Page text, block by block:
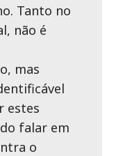
Tanto no
não é
mas
estes
falar em
o